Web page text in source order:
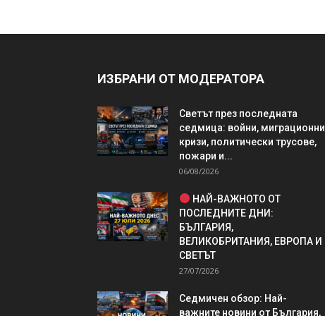
ИЗБРАНИ ОТ МОДЕРАТОРА
Светът през последната
седмица: войни, миграционни
кризи, политически трусове,
пожари и...
06/08/2026
НАЙ-ВАЖНОТО ОТ
ПОСЛЕДНИТЕ ДНИ:
БЪЛГАРИЯ,
ВЕЛИКОБРИТАНИЯ, ЕВРОПА И
СВЕТЪТ
27/07/2026
Седмичен обзор: Най-
важните новини от България,